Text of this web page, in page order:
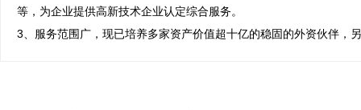
等，为企业提供高新技术企业认定综合服务。
3、服务范围广，现已培养多家资产价值超十亿的稳固的外资伙伴，